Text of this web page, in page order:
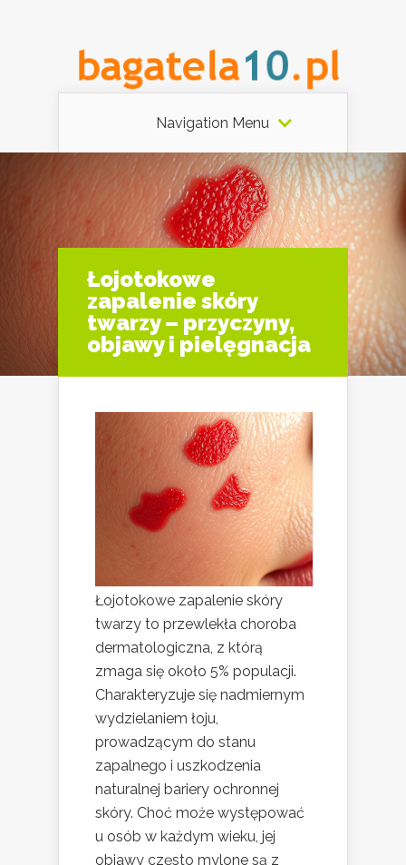
Navigation Menu
Łojotokowe
zapalenie skóry
twarzy – przyczyny,
objawy i pielęgnacja
Łojotokowe zapalenie skóry
twarzy to przewlekła choroba
dermatologiczna, z którą
zmaga się około 5% populacji.
Charakteryzuje się nadmiernym
wydzielaniem łoju,
prowadzącym do stanu
zapalnego i uszkodzenia
naturalnej bariery ochronnej
skóry. Choć może występować
u osób w każdym wieku, jej
objawy często mylone są z